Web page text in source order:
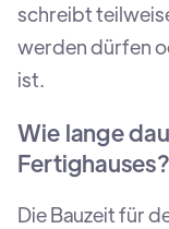
schreibt
werden dürfen
ist.
Wie lange
Fertighauses?
Die Bauzeit für